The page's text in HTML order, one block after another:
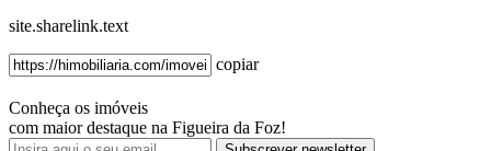
site.sharelink.text
copiar
Conheça os imóveis
com maior destaque na Figueira da Foz!